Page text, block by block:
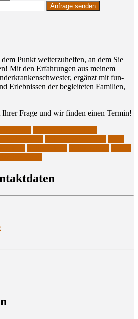
Punkt wei­ter­zu­hel­fen, an dem Sie
Mit den Erfah­run­gen aus mei­nem
ergänzt mit fun­
Erleb­nis­sen der beglei­te­ten Fami­li­en,
Fra­ge und wir fin­den einen Termin!